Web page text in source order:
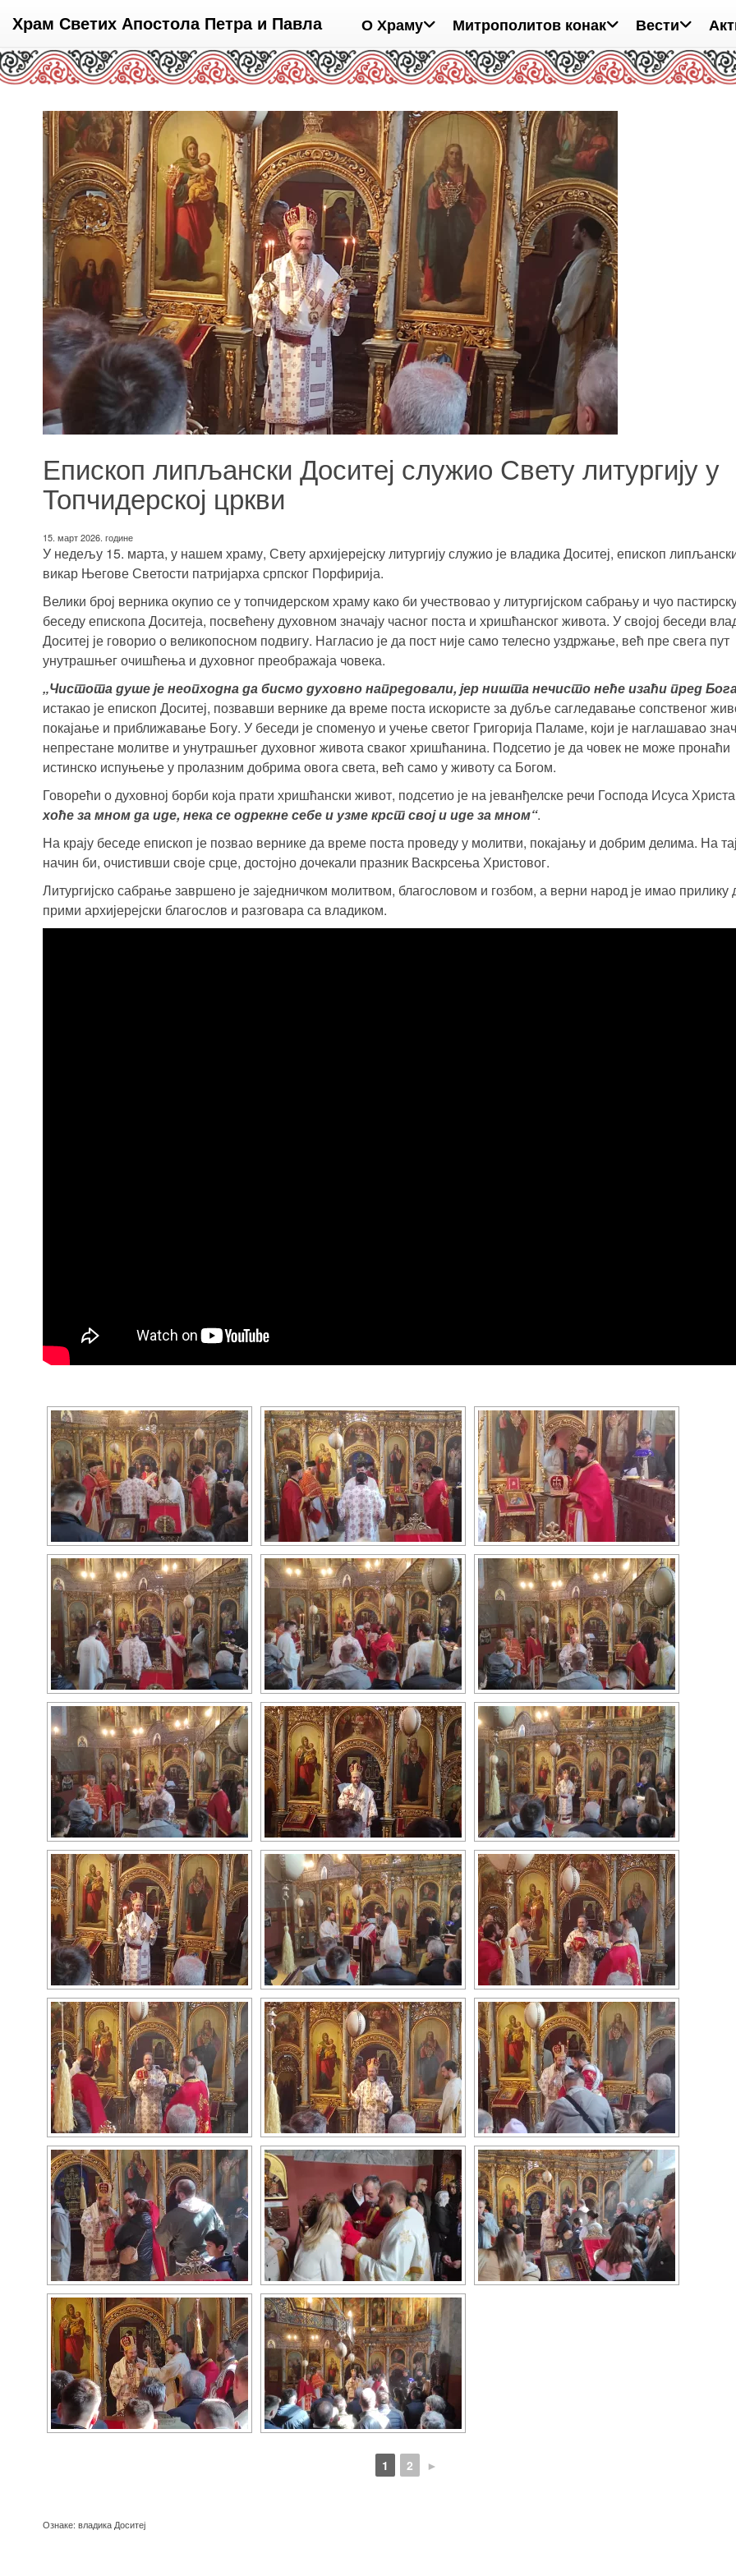
Храм Светих Апостола Петра и Павла О Храму Митрополитов конак Вести
Епископ липљански Доситеј служио Свету литургију у
Топчидерској цркви
15. март 2026. године
У недељу 15. марта, у нашем храму, Свету архијерејску литургију служио је владика Доситеј, епископ
викар Његове Светости патријарха српског Порфирија.
Велики број верника окупио се утопчидерском храмукако би учествовао у литургијском сабрању и чуо
беседу епископа Доситеја, посвећену духовном значају часног поста и хришћанског живота. У својој беседи
Доситеј је говорио о великопосном подвигу. Нагласио је да пост није само телесно уздржање, већ пре свега пут
унутрашњег очишћења и духовног преображаја човека.
„Чистота душе је неопходна да бисмо духовно напредовали, јер ништа нечисто неће изаћи пред
истакао је епископ Доситеј, позвавши вернике да време поста искористе за дубље сагледавање сопственог
покајање и приближавање Богу. У беседи је споменуо и учење светог Григорија Паламе, који је наглашавао
непрестане молитве и унутрашњег духовног живота сваког хришћанина. Подсетио је да човек не може пронаћи
истинско испуњење у пролазним добрима овога света, већ само у животу са Богом.
Говорећи о духовној борби која прати хришћански живот, подсетио је на јеванђелске речи Господа Исуса
хоће за мном да иде, нека се одрекне себе и узме крст свој и иде за мном“.
На крају беседе епископ је позвао вернике да време поста проведу у молитви, покајању и добрим делима. На тај
начин би, очистивши своје срце, достојно дочекали празник Васкрсења Христовог.
Литургијско сабрање завршено је заједничком молитвом, благословом и гозбом, а верни народ је имао прилику
прими архијерејски благослов и разговара са владиком.
1 2 ►
Ознаке: владика Доситеј